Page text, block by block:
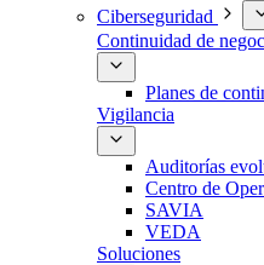
Ciberseguridad
Continuidad de
Planes de
Vigilancia
Auditorías
Centro de
SAVIA
VEDA
Soluciones